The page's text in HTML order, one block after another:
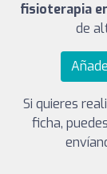
fisioterapia
de
Si quieres
ficha,